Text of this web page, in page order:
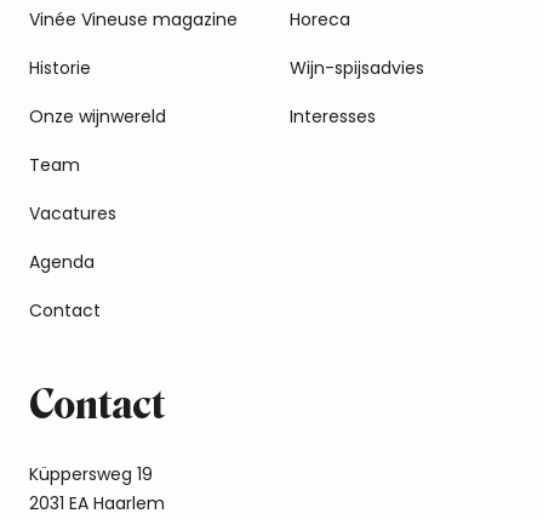
Vinée Vineuse magazine
Historie
Onze wijnwereld
Team
Vacatures
Agenda
Contact
Horeca
Wijn-spijsadvies
Interesses
Contact
Küppersweg 19
2031 EA Haarlem